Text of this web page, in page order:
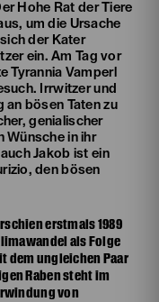
Hohe Rat der Tiere
um die Ursache
der Kater
ein. Am Tag vor
Tyrannia Vamperl
Irrwitzer und
an bösen Taten zu
genialischer
Wünsche in ihr
Jakob ist ein
den bösen
erstmals 1989
als Folge
dem ungleichen Paar
Raben steht im
von